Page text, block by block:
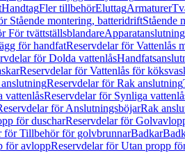
HandtagFler tillbehörEluttagArmaturer
Stående montering, batteridriftStående
För tvättställsblandare
för handfatReservdelar för Vattenlås
för Dolda vattenlås
Reservdelar för Vattenlås för
Reservdelar för Rak anslutning
vattenlåsReservdelar för Synliga
för AnslutningsböjarRak
för duscharReservdelar för
för Tillbehör för golvbrunnarBadkar
för avloppReservdelar för Utan propp